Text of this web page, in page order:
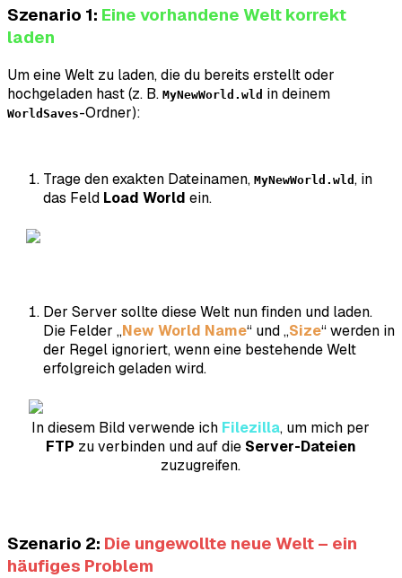
Szenario 1: Eine vorhandene Welt korrekt
laden
Um eine Welt zu laden, die du bereits erstellt oder
hochgeladen hast (z. B. MyNewWorld.wld in deinem
WorldSaves-Ordner):
Trage den exakten Dateinamen, MyNewWorld.wld , in
das Feld Load World ein.
Der Server sollte diese Welt nun finden und laden.
Die Felder „New World Name“ und „Size“ werden in
der Regel ignoriert, wenn eine bestehende Welt
erfolgreich geladen wird.
In diesem Bild verwende ich Filezilla, um mich per
FTP zu verbinden und auf die Server-Dateien
zuzugreifen.
Szenario 2: Die ungewollte neue Welt – ein
häufiges Problem